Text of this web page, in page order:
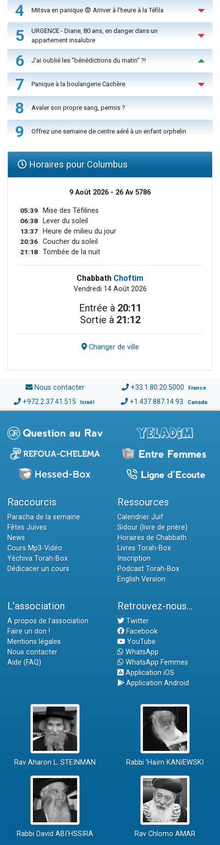
4 Mitsva en panique 😨 Arriver à l'heure à la Téfila
5
URGENCE - Diane, 80 ans, en danger dans un
appartement insalubre
6 J'ai oublié les "bénédictions du matin" ?!
7 Panique à la boulangerie Cachère
8 Avaler son propre sang, permis ?
9 Offrez une semaine de centre aéré à un enfant orphelin
Horaires pour Columbus
9 Août 2026 - 26 Av 5786
05:39 Mise des Téfilines
06:38 Lever du soleil
13:37 Heure de milieu du jour
20:36 Coucher du soleil
21:18 Tombée de la nuit
Chabbath Choftim
Vendredi 14 Août 2026
Entrée à 20:11
Sortie à 21:12
Changer de ville
Nous contacter +33.1.80.20.5000 France
+972.2.37.41.515 Israël +1.437.887.14.93 Canada
Raccourcis
Paracha de la semaine
Fêtes Juives
News
Cours Mp3-Vidéo
Yéchiva Torah-Box
Dédicacer un cours
Ressources
Calendrier Juif
Sidour (livre de prière)
Horaires de Chabbath
Livres Torah-Box
Inscription
Podcast Torah-Box
English Version
L'association
A propos de l'association
Faire un don !
Mentions légales
Nous contacter
Aide (FAQ)
Retrouvez-nous...
Twitter
Facebook
YouTube
WhatsApp
WhatsApp Femmes
Application iOS
Application Android
Rav Aharon L. STEINMAN Rabbi 'Haïm KANIEWSKI
Rabbi David ABI'HSSIRA Rav Chlomo AMAR